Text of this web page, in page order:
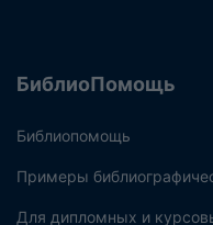
БиблиоПомощь
Библиопомощь
Примеры
Для дипломных и